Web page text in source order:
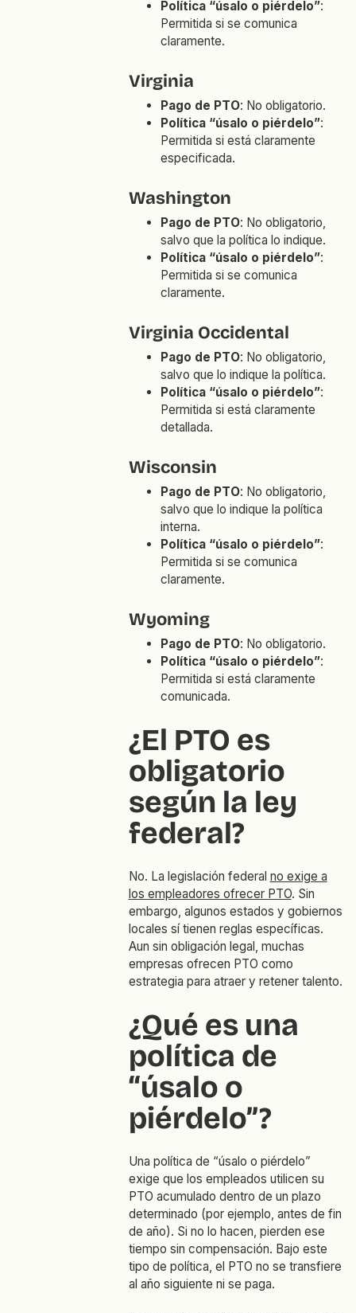
Política “úsalo o piérdelo”:
Permitida si se comunica
claramente.
Virginia
Pago de PTO: No obligatorio.
Política “úsalo o piérdelo”:
Permitida si está claramente
especificada.
Washington
Pago de PTO: No obligatorio,
salvo que la política lo indique.
Política “úsalo o piérdelo”:
Permitida si se comunica
claramente.
Virginia Occidental
Pago de PTO: No obligatorio,
salvo que lo indique la política.
Política “úsalo o piérdelo”:
Permitida si está claramente
detallada.
Wisconsin
Pago de PTO: No obligatorio,
salvo que lo indique la política
interna.
Política “úsalo o piérdelo”:
Permitida si se comunica
claramente.
Wyoming
Pago de PTO: No obligatorio.
Política “úsalo o piérdelo”:
Permitida si está claramente
comunicada.
¿El PTO es
obligatorio
según la ley
federal?
No. La legislación federal no exige a
los empleadores ofrecer PTO. Sin
embargo, algunos estados y gobiernos
locales sí tienen reglas específicas.
Aun sin obligación legal, muchas
empresas ofrecen PTO como
estrategia para atraer y retener talento.
¿Qué es una
política de
“úsalo o
piérdelo”?
Una política de “úsalo o piérdelo”
exige que los empleados utilicen su
PTO acumulado dentro de un plazo
determinado (por ejemplo, antes de fin
de año). Si no lo hacen, pierden ese
tiempo sin compensación. Bajo este
tipo de política, el PTO no se transfiere
al año siguiente ni se paga.